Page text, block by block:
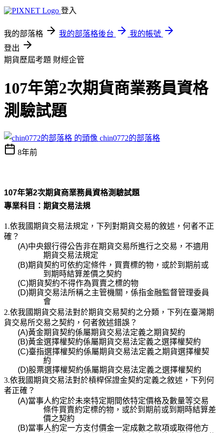
登入
我的部落格 我的部落格後台
我的帳號
登出
期貨歷屆考題 財經企管
107年第2次期貨商業務員資格
測驗試題
chin0772的部落格
8年前
107年第2次期貨商業務員資格測驗試題
專業科目：期貨交易法規
1.依我國期貨交易法規定，下列對期貨交易的敘述，何者不正
確？
(A)中央銀行得公告非在期貨交易所進行之交易，不適用
期貨交易法規定
(B)期貨契約可依約定條件，買賣標的物，或於到期前或
到期時結算差價之契約
(C)期貨契約不得作為買賣之標的物
(D)期貨交易法所稱之主管機關，係指金融監督管理委員
會
2.依我國期貨交易法對於期貨交易契約之分類，下列在臺灣期
貨交易所交易之契約，何者敘述錯誤？
(A)黃金期貨契約係屬期貨交易法定義之期貨契約
(B)黃金選擇權契約係屬期貨交易法定義之選擇權契約
(C)臺指選擇權契約係屬期貨交易法定義之期貨選擇權契
約
(D)股票選擇權契約係屬期貨交易法定義之選擇權契約
3.依我國期貨交易法對於槓桿保證金契約定義之敘述，下列何
者正確？
(A)當事人約定於未來特定期間依特定價格及數量等交易
條件買賣約定標的物，或於到期前或到期時結算差
價之契約
(B)當事人約定一方支付價金一定成數之款項或取得他方